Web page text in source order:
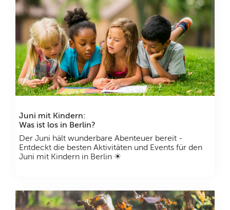
Juni mit Kindern:
Was ist los in Berlin?
Der Juni hält wunderbare Abenteuer bereit -
Entdeckt die besten Aktivitäten und Events für den
Juni mit Kindern in Berlin ☀